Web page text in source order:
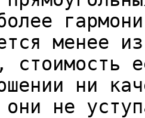
менее
стоимость
ни
они не